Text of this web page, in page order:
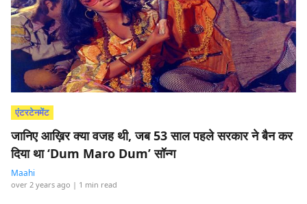
एंटरटेनमेंट
जानिए आख़िर क्या वजह थी, जब 53 साल पहले सरकार ने बैन कर
दिया था ‘Dum Maro Dum’ सॉन्ग
Maahi
over 2 years ago | 1 min read